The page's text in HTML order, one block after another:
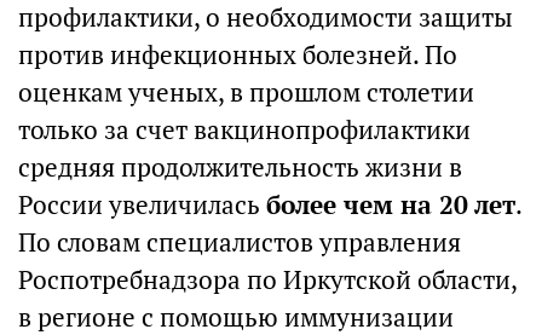
профилактики, о необходимости защиты
против инфекционных болезней. По
оценкам ученых, в прошлом столетии
только за счет вакцинопрофилактики
средняя продолжительность жизни в
России увеличилась более чем на 20 лет.
По словам специалистов управления
Роспотребнадзора по Иркутской области,
в регионе с помощью иммунизации